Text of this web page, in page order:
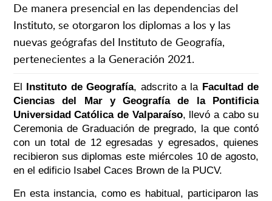
De manera presencial en las dependencias del
Instituto, se otorgaron los diplomas a los y las
nuevas geógrafas del Instituto de Geografía,
pertenecientes a la Generación 2021.
El Instituto de Geografía, adscrito a la Facultad de
Ciencias del Mar y Geografía de la Pontificia
Universidad Católica de Valparaíso, llevó a cabo su
Ceremonia de Graduación de pregrado, la que contó
con un total de 12 egresadas y egresados, quienes
recibieron sus diplomas este miércoles 10 de agosto,
en el edificio Isabel Caces Brown de la PUCV.
En esta instancia, como es habitual, participaron las